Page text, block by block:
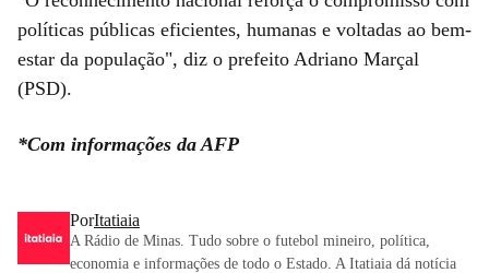
políticas públicas eficientes, humanas e voltadas ao bem-
estar da população", diz o prefeito Adriano Marçal
(PSD).
*Com informações da AFP
PorItatiaia
A Rádio de Minas. Tudo sobre o futebol mineiro, política,
economia e informações de todo o Estado. A Itatiaia dá notícia